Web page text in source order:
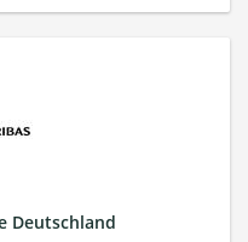
Deutschland